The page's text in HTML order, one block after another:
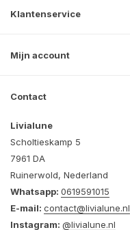
Klantenservice
Mijn account
Contact
Livialune
Scholtieskamp 5
7961 DA
Ruinerwold, Nederland
Whatsapp: 0619591015
E-mail: contact@livialune.nl
Instagram: @livialune.nl